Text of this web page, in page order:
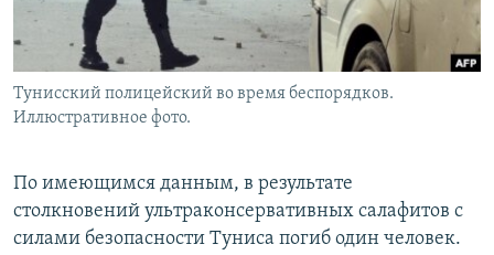
Հայերեն
English
Русский
Все сайты Радио Азатутюн
Тунисский полицейский во время беспорядков.
Иллюстративное фото.
По имеющимся данным, в результате
столкновений ультраконсервативных салафитов с
силами безопасности Туниса погиб один человек.